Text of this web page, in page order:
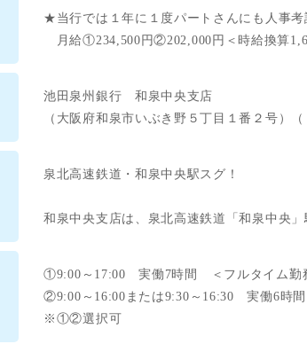
★当行では１年に１度パートさんにも人事考
月給①234,500円②202,000円＜時給換算
池田泉州銀行 和泉中央支店
（大阪府和泉市いぶき野５丁目１番２号）（
泉北高速鉄道・和泉中央駅スグ！
和泉中央支店は、泉北高速鉄道「和泉中央
①9:00～17:00 実働7時間 ＜フルタイム勤
②9:00～16:00または9:30～16:30 実働6時
※①②選択可